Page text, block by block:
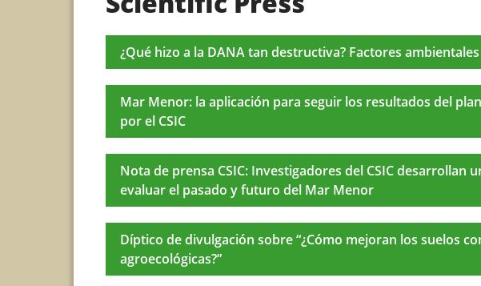
¿Qué hizo a la DANA tan destructiva? Factores
Mar Menor: la aplicación para seguir los resultados del
por el CSIC
Nota de prensa CSIC: Investigadores del CSIC desarrollan
evaluar el pasado y futuro del Mar Menor
Díptico de divulgación sobre “¿Cómo mejoran los suelos
agroecológicas?”